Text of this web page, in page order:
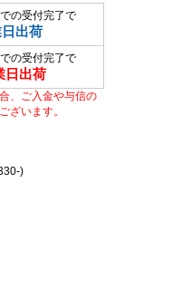
の受付完了で
出荷
の受付完了で
日出荷
、ご入金や与信の
ざいます。
)